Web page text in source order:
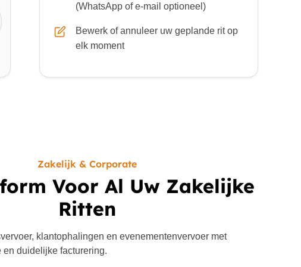
(WhatsApp of e-mail optioneel)
Bewerk of annuleer uw geplande rit op
elk moment
Zakelijk & Corporate
Voor Al Uw Zakelijke
Ritten
klantophalingen en evenementenvervoer met
en duidelijke facturering.